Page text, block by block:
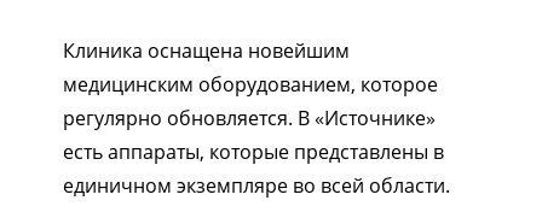
Клиника оснащена новейшим
медицинским оборудованием, которое
регулярно обновляется. В «Источнике»
есть аппараты, которые представлены в
единичном экземпляре во всей области.